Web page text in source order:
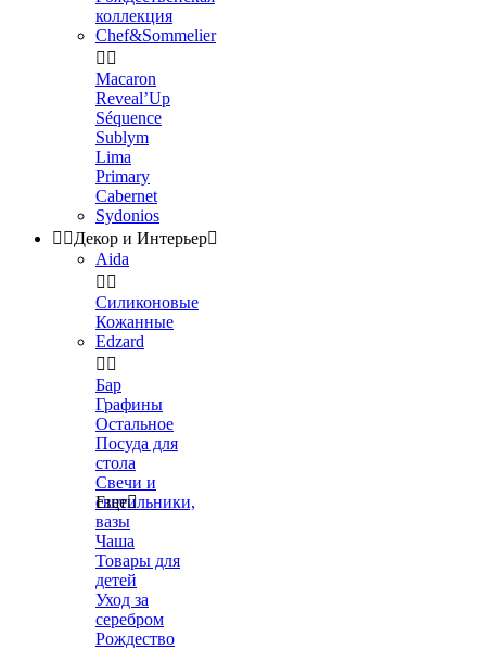
коллекция
Chef&Sommelier
 
Macaron
Reveal’Up
Séquence
Sublym
Lima
Primary
Cabernet
Sydonios
 Декор и Интерьер
Aida
 
Силиконовые
Кожанные
Edzard
 
Бар
Графины
Остальное
Посуда для
стола
Свечи и
светильники,
вазы
Чаша
Товары для
детей
Уход за
серебром
Рождество
Еще